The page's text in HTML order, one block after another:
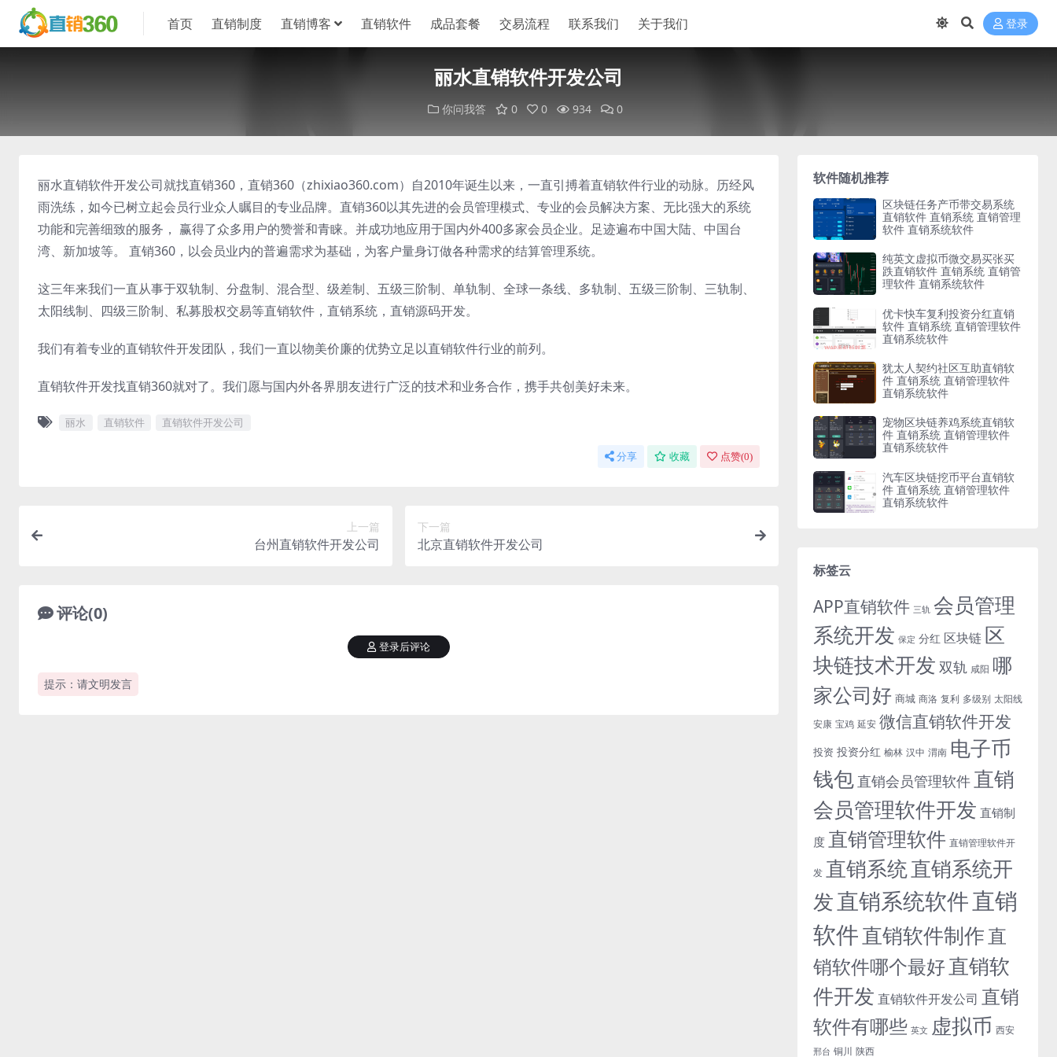
首页 直销制度 直销博客 直销软件 成品套餐 交易流程 联系我们 关于我们 登录
丽水直销软件开发公司
你问我答 0 0 934 0
丽水直销软件开发公司就找直销360，直销360（zhixiao360.com）自2010年诞生以来，一直引搏着直销软件行业的动脉。历经风
雨洗练，如今已树立起会员行业众人瞩目的专业品牌。直销360以其先进的会员管理模式、专业的会员解决方案、无比强大的系统
功能和完善细致的服务， 赢得了众多用户的赞誉和青睐。并成功地应用于国内外400多家会员企业。足迹遍布中国大陆、中国台
湾、新加坡等。 直销360，以会员业内的普遍需求为基础，为客户量身订做各种需求的结算管理系统。
这三年来我们一直从事于双轨制、分盘制、混合型、级差制、五级三阶制、单轨制、全球一条线、多轨制、五级三阶制、三轨制、
太阳线制、四级三阶制、私募股权交易等直销软件，直销系统，直销源码开发。
我们有着专业的直销软件开发团队，我们一直以物美价廉的优势立足以直销软件行业的前列。
直销软件开发找直销360就对了。我们愿与国内外各界朋友进行广泛的技术和业务合作，携手共创美好未来。
丽水 直销软件 直销软件开发公司
分享 收藏 点赞(0)
上一篇
台州直销软件开发公司
下一篇
北京直销软件开发公司
评论(0)
提示：请文明发言
登录后评论
软件随机推荐
区块链任务产币带交易系统
直销软件 直销系统 直销管理
软件 直销系统软件
纯英文虚拟币微交易买张买
跌直销软件 直销系统 直销管
理软件 直销系统软件
优卡快车复利投资分红直销
软件 直销系统 直销管理软件
直销系统软件
犹太人契约社区互助直销软
件 直销系统 直销管理软件
直销系统软件
宠物区块链养鸡系统直销软
件 直销系统 直销管理软件
直销系统软件
汽车区块链挖币平台直销软
件 直销系统 直销管理软件
直销系统软件
标签云
APP直销软件 三轨 会员管理
系统开发 保定 分红 区块链 区
块链技术开发 双轨 咸阳 哪
家公司好 商城 商洛 复利 多级别 太阳线
安康 宝鸡 延安 微信直销软件开发
投资 投资分红 榆林 汉中 渭南 电子币
钱包 直销会员管理软件 直销
会员管理软件开发 直销制
度 直销管理软件 直销管理软件开
发 直销系统直销系统开
发直销系统软件直销
软件直销软件制作直
销软件哪个最好直销软
件开发 直销软件开发公司 直销
软件有哪些 英文 虚拟币 西安
邢台 铜川 陕西